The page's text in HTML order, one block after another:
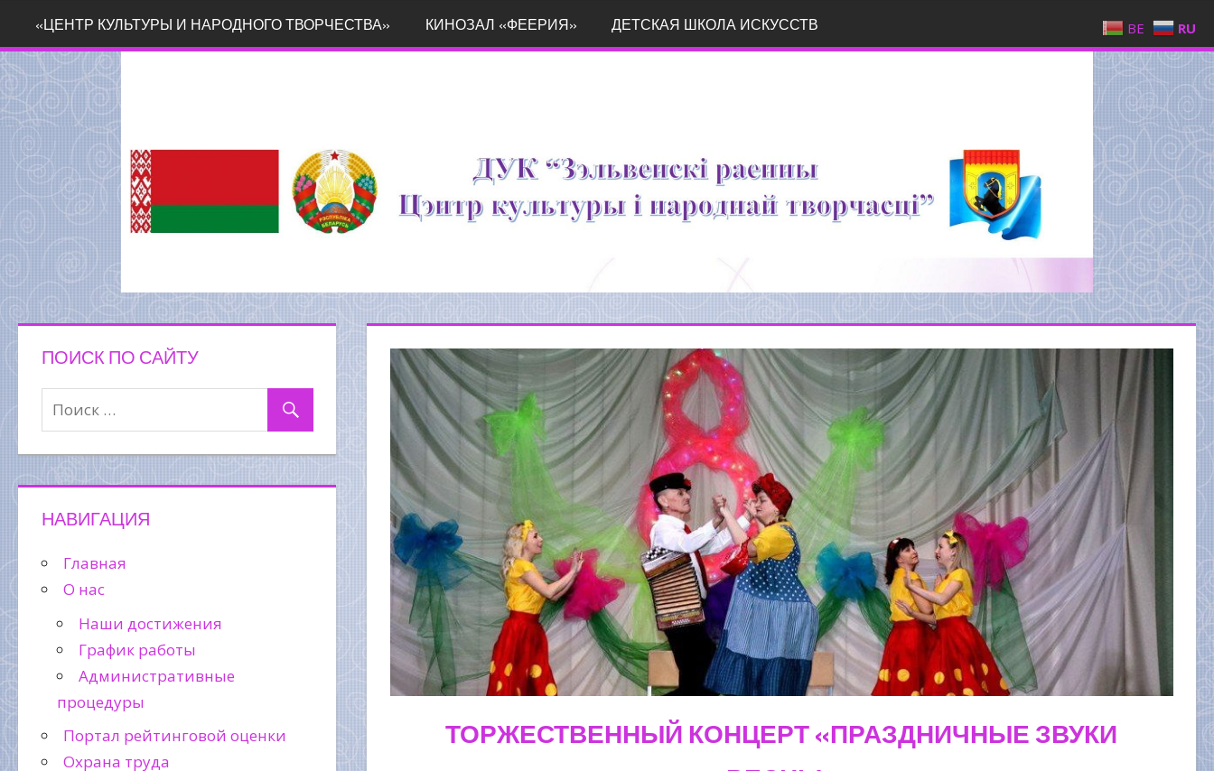
содержимому
«ЦЕНТР КУЛЬТУРЫ И НАРОДНОГО ТВОРЧЕСТВА» КИНОЗАЛ «ФЕЕРИЯ» ДЕТСКАЯ ШКОЛА ИСКУССТВ
ТОРЖЕСТВЕННЫЙ КОНЦЕРТ «ПРАЗДНИЧНЫЕ ЗВУКИ
ПОИСК ПО САЙТУ
НАВИГАЦИЯ
Главная
О нас
Наши достижения
График работы
Административные
процедуры
Портал рейтинговой оценки
Охрана труда
BE RU